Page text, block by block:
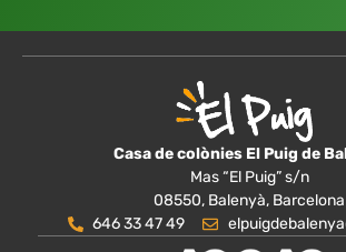
Casa de colònies El Puig de
Mas “El Puig” s/n
08550, Balenyà, Barcelona
646 33 47 49